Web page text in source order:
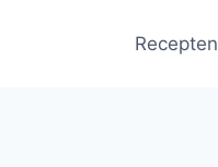
Recepten